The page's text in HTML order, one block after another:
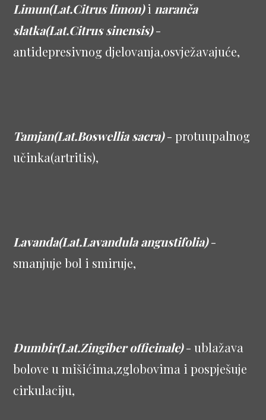
Limun(Lat.Citrus limon)i naranča
slatka(Lat.Citrus sinensis)-
antidepresivnog djelovanja,osvježavajuće,
Tamjan(Lat.Boswellia sacra)- protuupalnog
učinka(artritis),
Lavanda(Lat.Lavandula angustifolia)-
smanjuje bol i smiruje,
Đumbir(Lat.Zingiber officinale)- ublažava
bolove u mišićima,zglobovima i pospješuje
cirkulaciju,